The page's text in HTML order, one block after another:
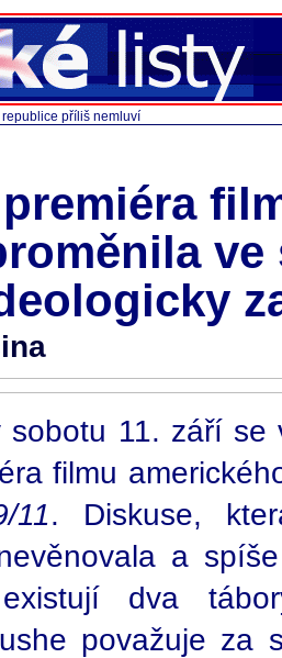
příliš nemluví
premiéra
ve
sobotu 11. září se
filmu
11. Diskuse,
a
existují dva
považuje za